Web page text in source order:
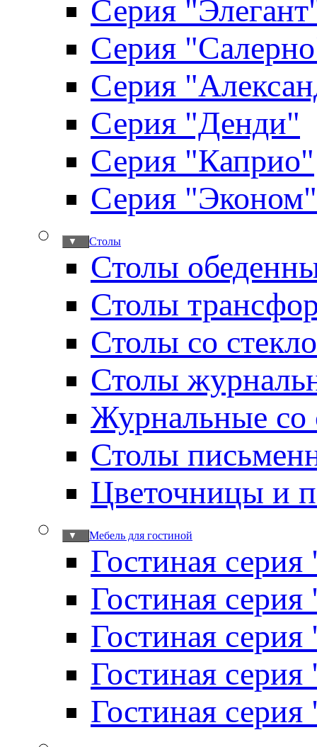
Серия
Серия
Серия
Серия "Денди"
Серия "Каприо"
Серия "Эконом"
Столы
▼
Столы
Столы
Столы со
Столы
Журнальные со
Столы
Цветочницы и
Мебель для гостиной
▼
Гостиная
Гостиная
Гостиная
Гостиная
Гостиная